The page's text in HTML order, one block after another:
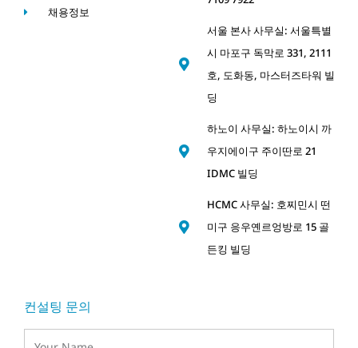
채용정보
서울 본사 사무실: 서울특별
시 마포구 독막로 331, 2111
호, 도화동, 마스터즈타워 빌
딩
하노이 사무실: 하노이시 까
우지에이구 주이딴로 21
IDMC 빌딩
HCMC 사무실: 호찌민시 떤
미구 응우옌르엉방로 15 골
든킹 빌딩
컨설팅 문의